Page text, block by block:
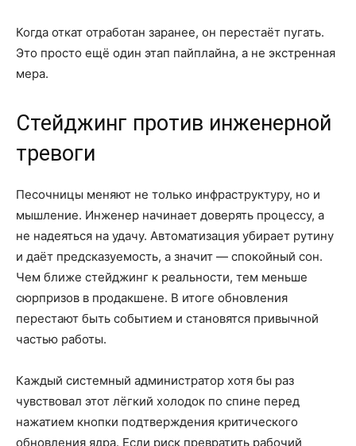
Когда откат отработан заранее, он перестаёт пугать.
Это просто ещё один этап пайплайна, а не экстренная
мера.
Стейджинг против инженерной
тревоги
Песочницы меняют не только инфраструктуру, но и
мышление. Инженер начинает доверять процессу, а
не надеяться на удачу. Автоматизация убирает рутину
и даёт предсказуемость, а значит — спокойный сон.
Чем ближе стейджинг к реальности, тем меньше
сюрпризов в продакшене. В итоге обновления
перестают быть событием и становятся привычной
частью работы.
Каждый системный администратор хотя бы раз
чувствовал этот лёгкий холодок по спине перед
нажатием кнопки подтверждения критического
обновления ядра. Если риск превратить рабочий